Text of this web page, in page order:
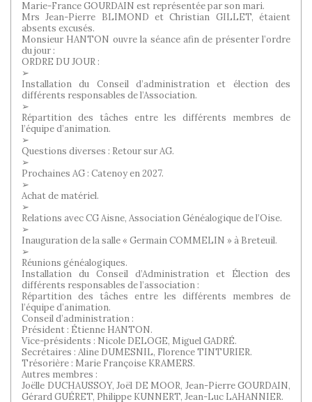
Marie-France GOURDAIN est représentée par son mari.
Mrs Jean-Pierre BLIMOND et Christian GILLET, étaient
absents excusés.
Monsieur HANTON ouvre la séance afin de présenter l’ordre
du jour :
ORDRE DU JOUR :
➢
Installation du Conseil d’administration et élection des
différents responsables de l’Association.
➢
Répartition des tâches entre les différents membres de
l’équipe d’animation.
➢
Questions diverses : Retour sur AG.
➢
Prochaines AG : Catenoy en 2027.
➢
Achat de matériel.
➢
Relations avec CG Aisne, Association Généalogique de l’Oise.
➢
Inauguration de la salle « Germain COMMELIN » à Breteuil.
➢
Réunions généalogiques.
Installation du Conseil d’Administration et Élection des
différents responsables de l’association :
Répartition des tâches entre les différents membres de
l’équipe d’animation.
Conseil d’administration :
Président : Étienne HANTON.
Vice-présidents : Nicole DELOGE, Miguel GADRÉ.
Secrétaires : Aline DUMESNIL, Florence TINTURIER.
Trésorière : Marie Françoise KRAMERS.
Autres membres :
Joëlle DUCHAUSSOY, Joël DE MOOR, Jean-Pierre GOURDAIN,
Gérard GUÉRET, Philippe KUNNERT, Jean-Luc LAHANNIER.